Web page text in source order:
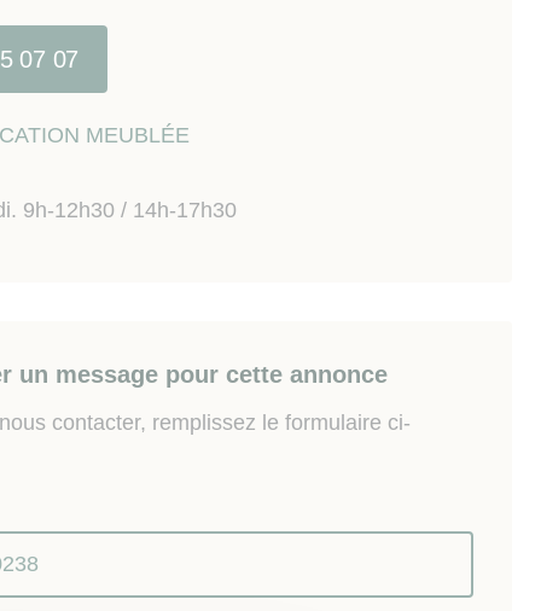
loué en meublé longue durée.
auxquels ce bien est exposé sont disponibes
07 07
MEUBLÉE
9h-12h30 / 14h-17h30
un message pour cette annonce
contacter, remplissez le formulaire ci-